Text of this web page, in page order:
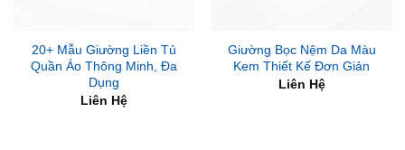
20+ Mẫu Giường Liền Tủ
Quần Áo Thông Minh, Đa
Dụng
Liên Hệ
Giường Bọc Nệm Da Màu
Kem Thiết Kế Đơn Giản
Liên Hệ